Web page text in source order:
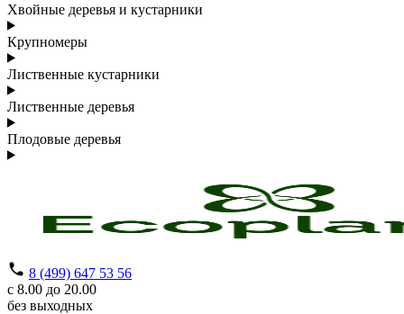
Хвойные деревья и кустарники
Крупномеры
Лиственные кустарники
Лиственные деревья
Плодовые деревья
8 (499) 647 53 56
с 8.00 до 20.00
без выходных